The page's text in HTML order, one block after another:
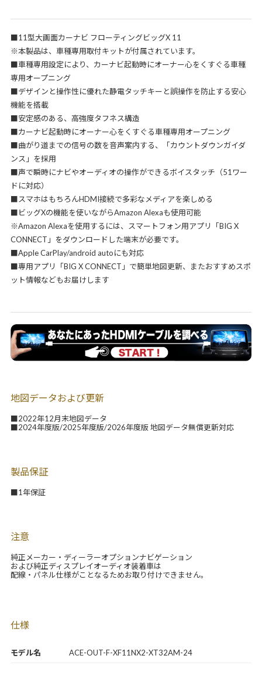
モデル名 ACE-OUT-F-XF11NX2-XT32AM-24
■11型大画面カーナビ フローティングビッグX 11
※本製品は、車種専用取付キットが付属されています。
■車種専用設定により、カーナビ起動時にオーナー心をくすぐる車種
専用オープニング
■デザインと操作性に優れた静電タッチキーと誤操作を防止する安心
機能を搭載
■安定感のある、高強度タフネス構造
■カーナビ起動時にオーナー心をくすぐる車種専用オープニング
■曲がり道までの信号の数を音声案内する、「カウントダウンガイダ
ンス」を採用
■声で瞬時にナビやオーディオの操作ができるボイスタッチ（51ワー
ドに対応）
■スマホはもちろんHDMI接続で多彩なメディアを楽しめる
■ビッグXの機能を使いながらAmazon Alexaも使用可能
※Amazon Alexaを使用するには、スマートフォン用アプリ「BIG X
CONNECT」をダウンロードした端末が必要です。
■Apple CarPlay/android autoにも対応
■専用アプリ「BIG X CONNECT」で簡単地図更新、またおすすめスポ
ット情報などもお届けします
地図データおよび更新
■2022年12月末地図データ
■2024年度版/2025年度版/2026年度版 地図データ無償更新対応
製品保証
■1年保証
注意
純正メーカー・ディーラーオプションナビゲーション
および純正ディスプレイオーディオ装着車は
配線・パネル仕様がことなるためお取り付けできません。
仕様